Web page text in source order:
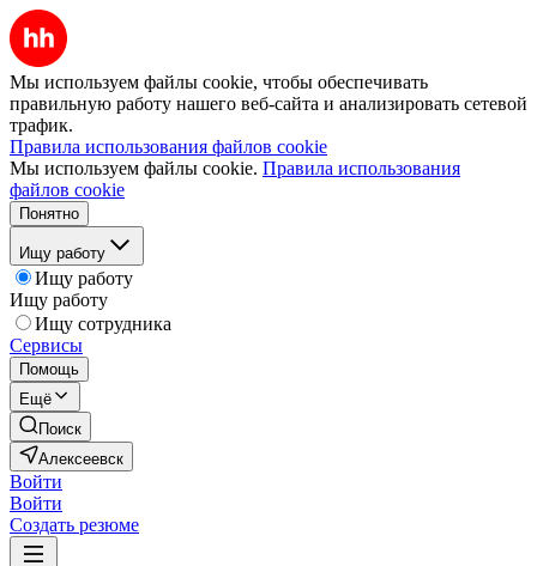
Мы используем файлы cookie, чтобы обеспечивать
правильную работу нашего веб-сайта и анализировать сетевой
трафик.
Правила использования файлов cookie
Мы используем файлы cookie. Правила использования
файлов cookie
Понятно
Ищу работу
Ищу работу
Ищу работу
Ищу сотрудника
Сервисы
Помощь
Ещё
Поиск
Алексеевск
Войти
Войти
Создать резюме